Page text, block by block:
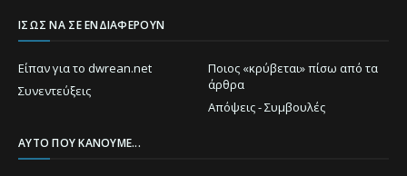
ΊΣΩΣ ΝΑ ΣΕ ΕΝΔΙΑΦΈΡΟΥΝ
Είπαν για το dwrean.net
Ποιος «κρύβεται» πίσω από τα
άρθρα
Συνεντεύξεις
Απόψεις - Συμβουλές
ΑΥΤΌ ΠΟΥ ΚΆΝΟΥΜΕ...